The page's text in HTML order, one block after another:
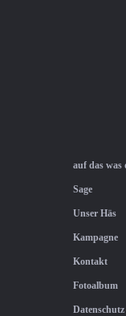
auf das
Sage
Unser Häs
Kampagne
Kontakt
Fotoalbum
Datenschutz